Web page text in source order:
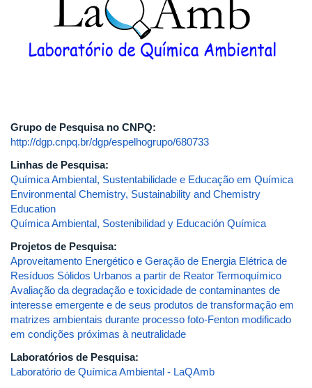
Grupo de Pesquisa no CNPQ:
http://dgp.cnpq.br/dgp/espelhogrupo/680733
Linhas de Pesquisa:
Química Ambiental, Sustentabilidade e Educação em Química
Environmental Chemistry, Sustainability and Chemistry
Education
Química Ambiental, Sostenibilidad y Educación Química
Projetos de Pesquisa:
Aproveitamento Energético e Geração de Energia Elétrica de
Resíduos Sólidos Urbanos a partir de Reator Termoquímico
Avaliação da degradação e toxicidade de contaminantes de
interesse emergente e de seus produtos de transformação em
matrizes ambientais durante processo foto-Fenton modificado
em condições próximas à neutralidade
Laboratórios de Pesquisa:
Laboratório de Química Ambiental - LaQAmb